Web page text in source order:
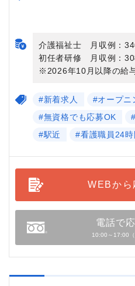
介護福祉士 月収例：
初任者研修 月収例：
※2026年10月以降の給
#新着求人
#オープニ
#無資格でも応募OK
#駅近
#看護職員24時
WEBから
電話で
10:00～17:00（